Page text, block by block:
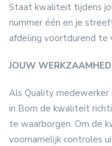
Staat kwaliteit tijdens
nummer één en je
afdeling voortdurend te
JOUW
Als Quality
in Born de kwaliteit
te waarborgen. Om de
voornamelijk controles